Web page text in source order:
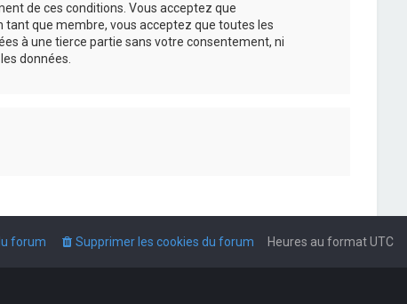
de ces conditions. Vous acceptez que
tant que membre, vous acceptez que toutes les
à une tierce partie sans votre consentement, ni
données.
Heures au formatUTC
Supprimer les cookies du forum
forum